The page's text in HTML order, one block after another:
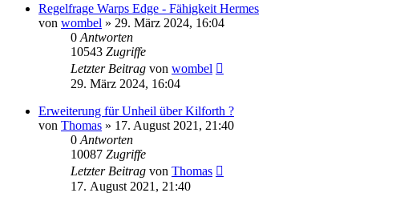
Regelfrage Warps Edge - Fähigkeit Hermes
von wombel » 29. März 2024, 16:04
0 Antworten
10543 Zugriffe
Letzter Beitrag von wombel
29. März 2024, 16:04
Erweiterung für Unheil über Kilforth ?
von Thomas » 17. August 2021, 21:40
0 Antworten
10087 Zugriffe
Letzter Beitrag von Thomas
17. August 2021, 21:40